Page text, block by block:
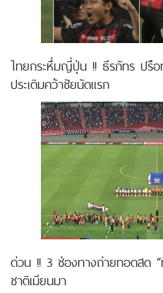
ไทยกระหึ่มญี่ปุ่น !! ธีรภัทร ปรื
ประเดิมคว้าชัยนัดแรก
ด่วน !! 3 ช่องทางถ่ายทอดสด
ชาติเมียนมา